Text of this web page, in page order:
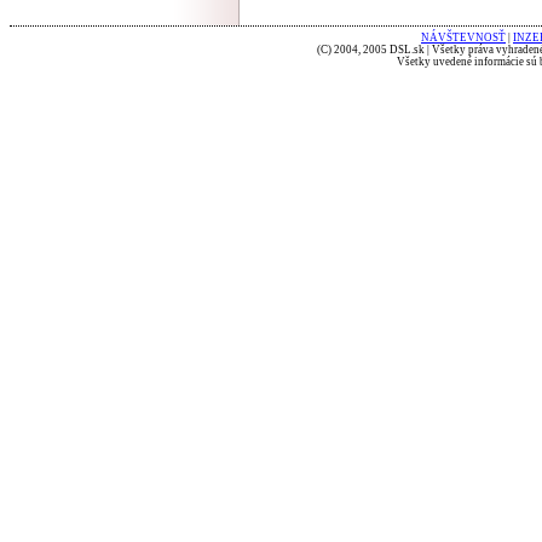
NÁVŠTEVNOSŤ
(C) 2004, 2005 DSL.sk | Všetky práva
Všetky uvedené informácie sú